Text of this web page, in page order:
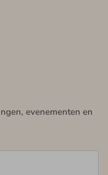
evenementen en